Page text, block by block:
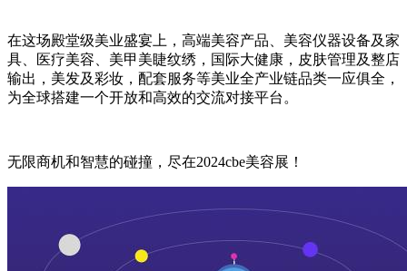
在这场殿堂级美业盛宴上，高端美容产品、美容仪器设备及家
具、医疗美容、美甲美睫纹绣，国际大健康，皮肤管理及整店
输出，美发及彩妆，配套服务等美业全产业链品类一应俱全，
为全球搭建一个开放和高效的交流对接平台。
无限商机和智慧的碰撞，尽在2024cbe美容展！